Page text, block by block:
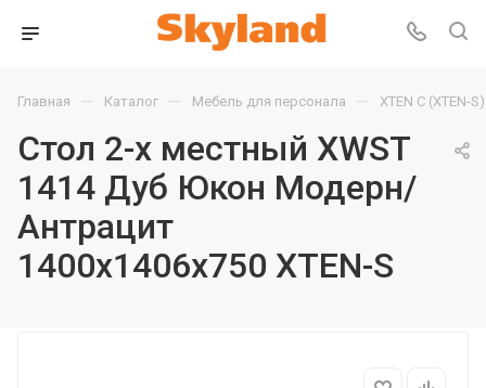
Главная — Каталог — Мебель для персонала — XTEN С (XTEN-S)
Стол 2-х местный XWST
1414 Дуб Юкон Модерн/
Антрацит
1400х1406х750 XTEN-S